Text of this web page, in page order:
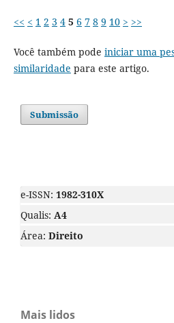
<< < 1 2 3 4 5 6 7 8 9 10 > >>
Você também pode iniciar uma
similaridade para este artigo.
Submissão
e-ISSN: 1982-310X
Qualis: A4
Área: Direito
Mais lidos